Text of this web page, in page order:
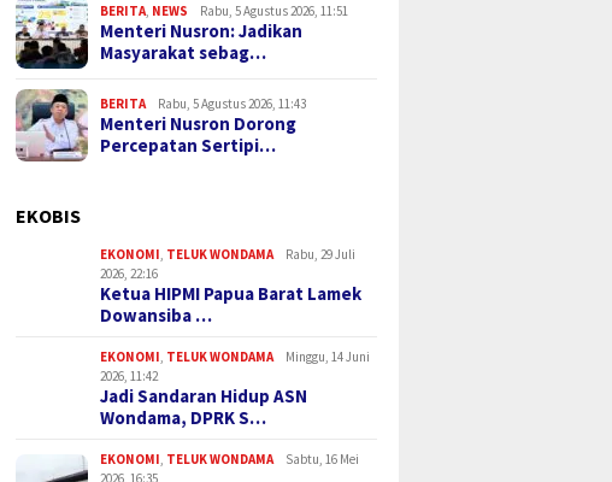
BERITA NEWS Rabu, 5 Agustus 2026, 11:51
Menteri Nusron: Jadikan
Masyarakat sebag…
BERITA Rabu, 5 Agustus 2026, 11:43
Menteri Nusron Dorong
Percepatan Sertipi…
EKOBIS
EKONOMI TELUK WONDAMA
Rabu, 29 Juli
2026, 22:16
Ketua HIPMI Papua Barat Lamek
Dowansiba …
EKONOMI TELUK WONDAMA
Minggu, 14 Juni
2026, 11:42
Jadi Sandaran Hidup ASN
Wondama, DPRK S…
EKONOMI TELUK WONDAMA
Sabtu, 16 Mei
2026, 16:35